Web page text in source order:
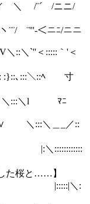
/¨´ /ニニ/
¨'''‐＜ニﾆ/ニニ
＼`''＜:::::｀'＜
: :}::､:::＼::ﾍ 寸
ｿ/ ＼:::＼l ﾏﾆ
∨ ＼:::＼＿_／::
. |:＼::::::::::::
ニニﾆ
た桜と……】
|:::::|＼: